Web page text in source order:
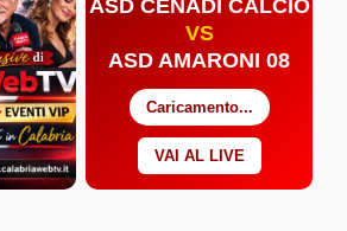
ASD CENADI CALCIO
VS
ASD AMARONI 08
Caricamento...
VAI AL LIVE